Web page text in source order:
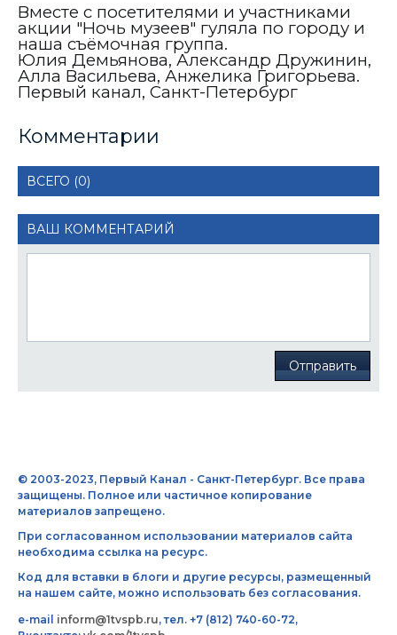
Вместе с посетителями и участниками
акции "Ночь музеев" гуляла по городу и
наша съёмочная группа.
Юлия Демьянова, Александр Дружинин,
Алла Васильева, Анжелика Григорьева.
Первый канал, Санкт-Петербург
Комментарии
ВСЕГО (0)
ВАШ КОММЕНТАРИЙ
Отправить
© 2003-2023, Первый Канал - Санкт-Петербург. Все права
защищены. Полное или частичное копирование
материалов запрещено.
При согласованном использовании материалов сайта
необходима ссылка на ресурс.
Код для вставки в блоги и другие ресурсы, размещенный
на нашем сайте, можно использовать без согласования.
e-mail inform@1tvspb.ru, тел. +7 (812) 740-60-72,